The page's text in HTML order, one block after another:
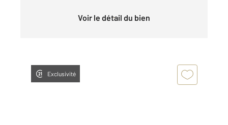
Voir le détail du bien
Exclusivité